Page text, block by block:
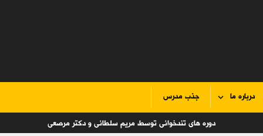
درباره ما جذب مدرس
دوره های تندخوانی توسط مریم سلطانی و دکتر مرصعی